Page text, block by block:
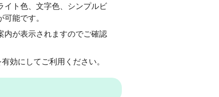
イト色、文字色、シンプルビ
能です。
内が表示されますのでご確認
効にしてご利用ください。